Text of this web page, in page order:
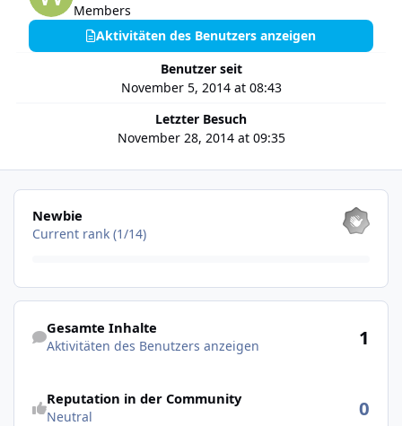
Members
Benutzer seit
November 5, 2014 at 08:43
Letzter Besuch
November 28, 2014 at 09:35
Aktivitäten des Benutzers anzeigen
Alle anzeigen
Newbie
Current rank (1/14)
Aktivitäten des Benutzers anzeigen
Gesamte Inhalte
Aktivitäten des Benutzers anzeigen 1
Reputation in der Community
Neutral 0